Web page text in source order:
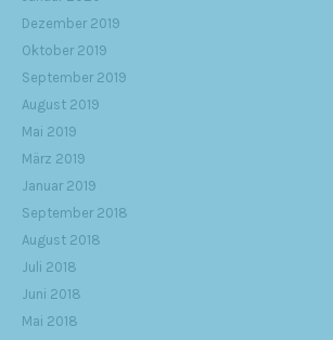
Dezember 2019
Oktober 2019
September 2019
August 2019
Mai 2019
März 2019
Januar 2019
September 2018
August 2018
Juli 2018
Juni 2018
Mai 2018